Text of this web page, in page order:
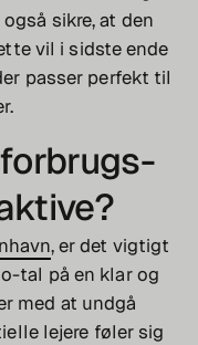
sikre, at den
vil i sidste ende
passer perfekt til
, er det vigtigt
tal på en klar og
med at undgå
lejere føler sig